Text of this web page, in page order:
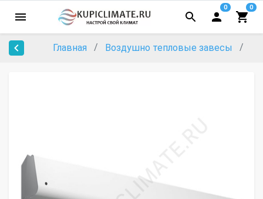
0 0
Главная Воздушно тепловые завесы